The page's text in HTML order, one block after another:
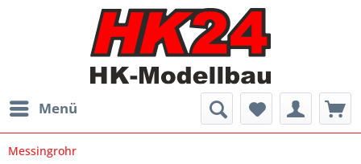
Menü
Messingrohr